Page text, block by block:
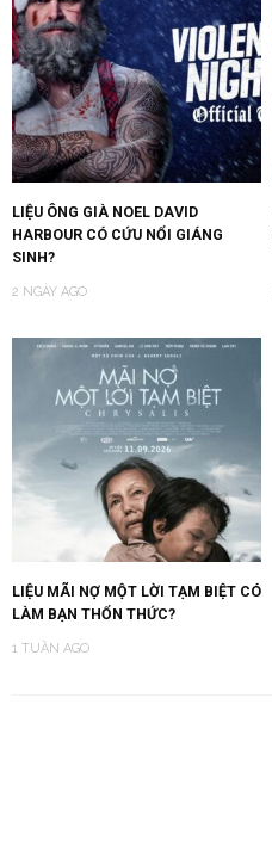
LIỆU ÔNG GIÀ NOEL DAVID
HARBOUR CÓ CỨU NỔI GIÁNG
SINH?
2 NGÀY AGO
LIỆU MÃI NỢ MỘT LỜI TẠM BIỆT CÓ
LÀM BẠN THỔN THỨC?
1 TUẦN AGO